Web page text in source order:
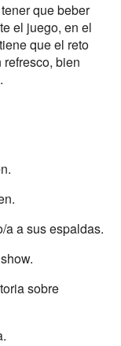
que beber
el juego, en el
que el reto
bien
a sus espaldas.
sobre